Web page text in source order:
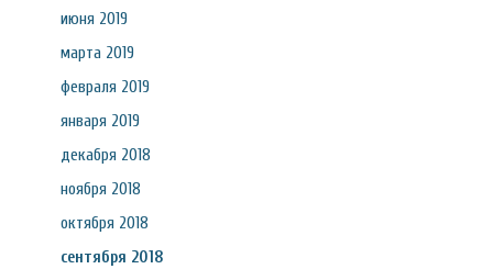
июня 2019
марта 2019
февраля 2019
января 2019
декабря 2018
ноября 2018
октября 2018
сентября 2018